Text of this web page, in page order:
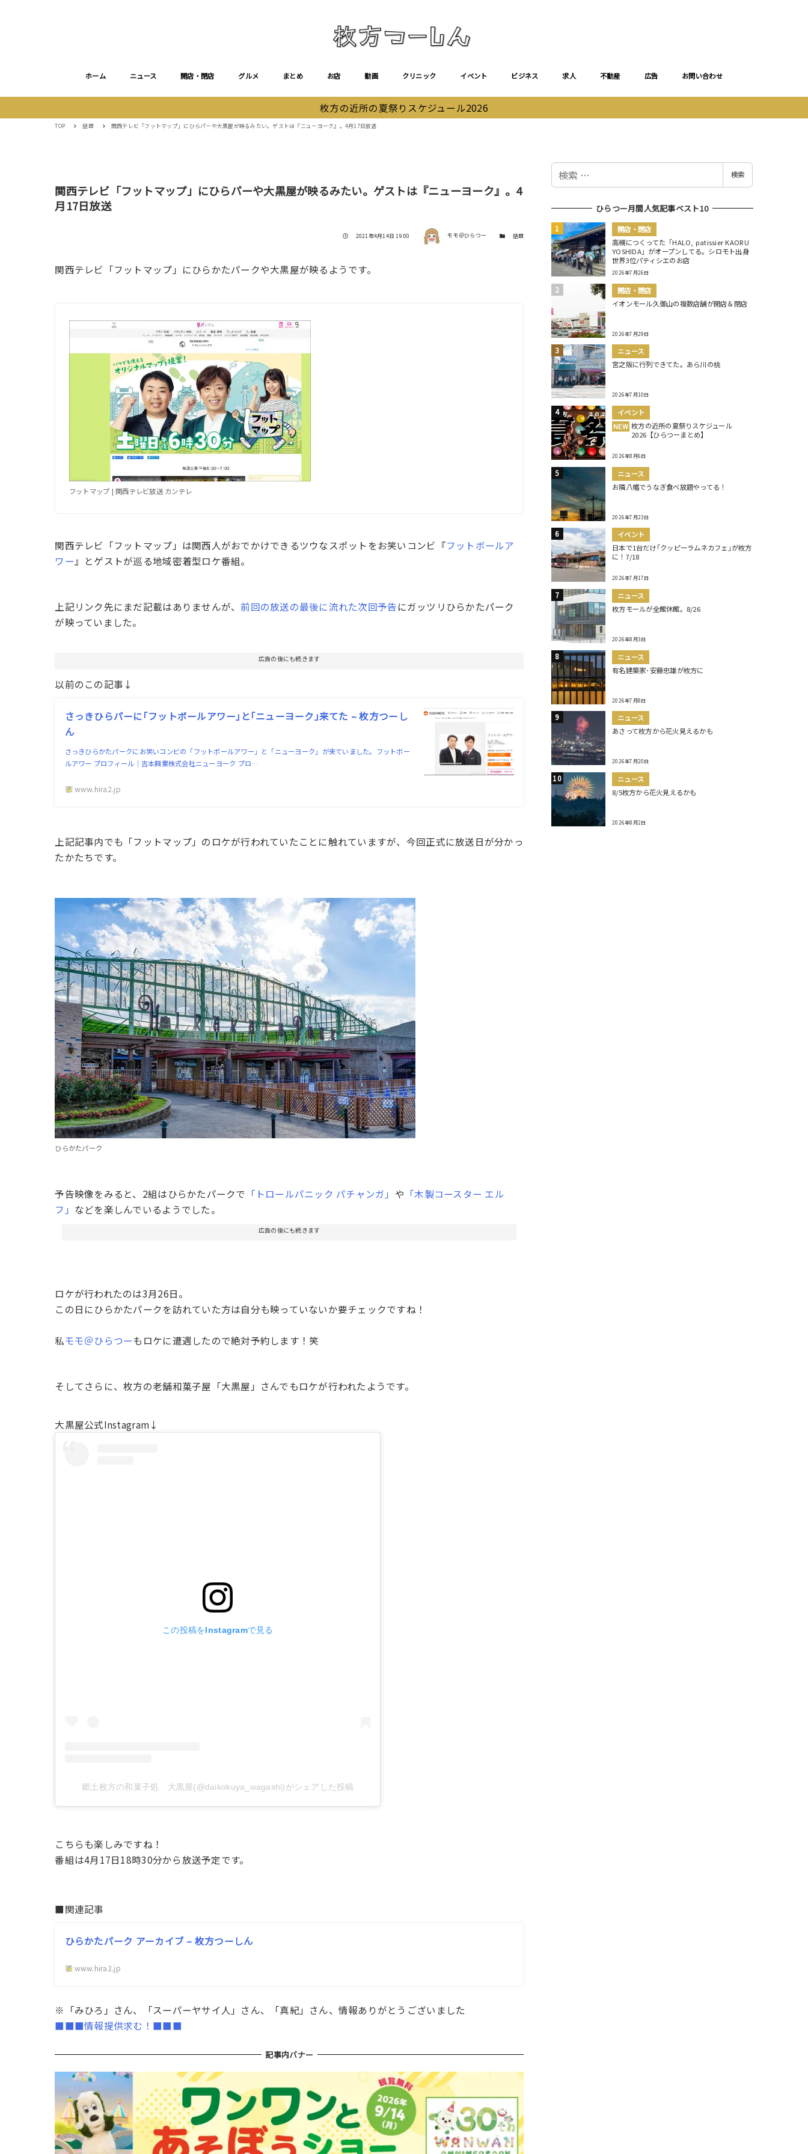
ホーム ニュース 開店・閉店 グルメ まとめ お店 動画 クリニック イベント ビジネス 求人 不動産 広告 お問い合わせ
枚方の近所の夏祭りスケジュール2026
TOP 話題 関西テレビ「フットマップ」にひらパーや大黒屋が映るみたい。ゲストは『ニューヨーク』。4月17日放送
関西テレビ「フットマップ」にひらパーや大黒屋が映るみたい。ゲストは『ニューヨーク』。4
月17日放送
投稿日
2021年4月14日 19:00 著者 モモ＠ひらつー カテゴリー
話題
関西テレビ「フットマップ」にひらかたパークや大黒屋が映るようです。
フットマップ | 関西テレビ放送 カンテレ
関西テレビ「フットマップ」は関西人がおでかけできるツウなスポットをお笑いコンビ『フットボールア
ワー 』とゲストが巡る地域密着型ロケ番組。
上記リンク先にまだ記載はありませんが、 前回の放送の最後に流れた次回予告にガッツリひらかたパーク
が映っていました。
広告の後にも続きます
以前のこの記事↓
さっきひらパーに｢フットボールアワー｣と｢ニューヨーク｣来てた – 枚方つーし
ん
さっきひらかたパークにお笑いコンビの「フットボールアワー」と「ニューヨーク」が来ていました。フットボー
ルアワー プロフィール｜吉本興業株式会社ニューヨーク プロ…
www.hira2.jp
上記記事内でも「フットマップ」のロケが行われていたことに触れていますが、今回正式に放送日が分かっ
たかたちです。
ひらかたパーク
予告映像をみると、2組はひらかたパークで 「トロールパニック パチャンガ」 や 「木製コースター エル
フ」 などを楽しんでいるようでした。
広告の後にも続きます
ロケが行われたのは3月26日。
この日にひらかたパークを訪れていた方は自分も映っていないか要チェックですね！
私モモ＠ひらつーもロケに遭遇したので絶対予約します！笑
そしてさらに、枚方の老舗和菓子屋「大黒屋」さんでもロケが行われたようです。
大黒屋公式Instagram↓
この投稿をInstagramで見る
郷土枚方の和菓子処 大黒屋(@daikokuya_wagashi)がシェアした投稿
こちらも楽しみですね！
番組は4月17日18時30分から放送予定です。
■関連記事
ひらかたパーク アーカイブ – 枚方つーしん
www.hira2.jp
※「みひろ」さん、「スーパーヤサイ人」さん、「真紀」さん、情報ありがとうございました
■■■情報提供求む！■■■
記事内バナー
検
検索
ひらつー月間人気記事ベスト10
開店・閉店
高槻につくってた「HALO, patissier KAORU
YOSHIDA」がオープンしてる。シロモト出身
世界3位パティシエのお店
2026年7月26日
開店・閉店
イオンモール久御山の複数店舗が開店＆閉店
2026年7月29日
ニュース
宮之阪に行列できてた。あら川の桃
2026年7月10日
イベント
NEW 枚方の近所の夏祭りスケジュール
2026【ひらつーまとめ】
2026年8月6日
ニュース
お隣八幡でうなぎ食べ放題やってる！
2026年7月23日
イベント
日本で1台だけ｢クッピーラムネカフェ｣が枚方
に！7/18
2026年7月17日
ニュース
枚方モールが全館休館。8/26
2026年8月3日
ニュース
有名建築家･安藤忠雄が枚方に
2026年7月8日
ニュース
あさって枚方から花火見えるかも
2026年7月20日
ニュース
8/5枚方から花火見えるかも
2026年8月2日